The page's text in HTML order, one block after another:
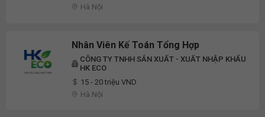
Hà Nội
Nhân Viên Kế Toán Tổng Hợp
CÔNG TY TNHH SẢN XUẤT - XUẤT NHẬP KHẨU
HK ECO
15 - 20 triệu VND
Hà Nội